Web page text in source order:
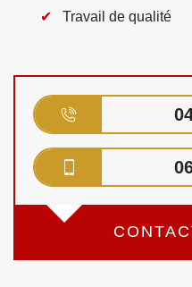
Travail de qualité